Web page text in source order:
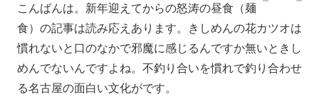
こんばんは。新年迎えてからの怒涛の昼食（麺
食）の記事は読み応えあります。きしめんの花カツオは
慣れないと口のなかで邪魔に感じるんですか無いときし
めんでないんですよね。不釣り合いを慣れで釣り合わせ
る名古屋の面白い文化がです。